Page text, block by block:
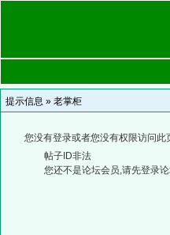
提示信息 » 老掌柜
您没有登录或者您没有权限访问
帖子ID非法
您还不是论坛会员,请先登录